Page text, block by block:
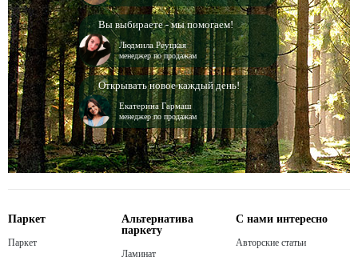
Вы выбираете - мы помогаем!
Людмила Реуцкая
менеджер по продажам
Открывать новое каждый день!
Екатерина Гармаш
менеджер по продажам
Паркет
Паркет
Альтернатива
паркету
Ламинат
С нами интересно
Авторские статьи